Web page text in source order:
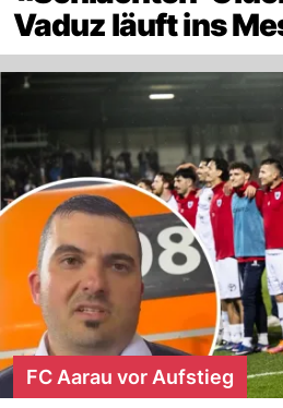
Vaduz läuft ins
FC Aarau vor Aufstieg